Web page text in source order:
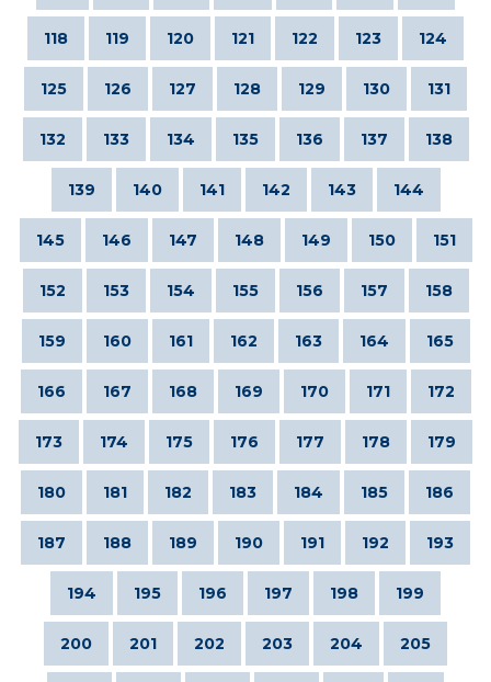
118 119 120 121 122 123 124
125 126 127 128 129 130 131
132 133 134 135 136 137 138
139 140 141 142 143 144
145 146 147 148 149 150 151
152 153 154 155 156 157 158
159 160 161 162 163 164 165
166 167 168 169 170 171 172
173 174 175 176 177 178 179
180 181 182 183 184 185 186
187 188 189 190 191 192 193
194 195 196 197 198 199
200 201 202 203 204 205